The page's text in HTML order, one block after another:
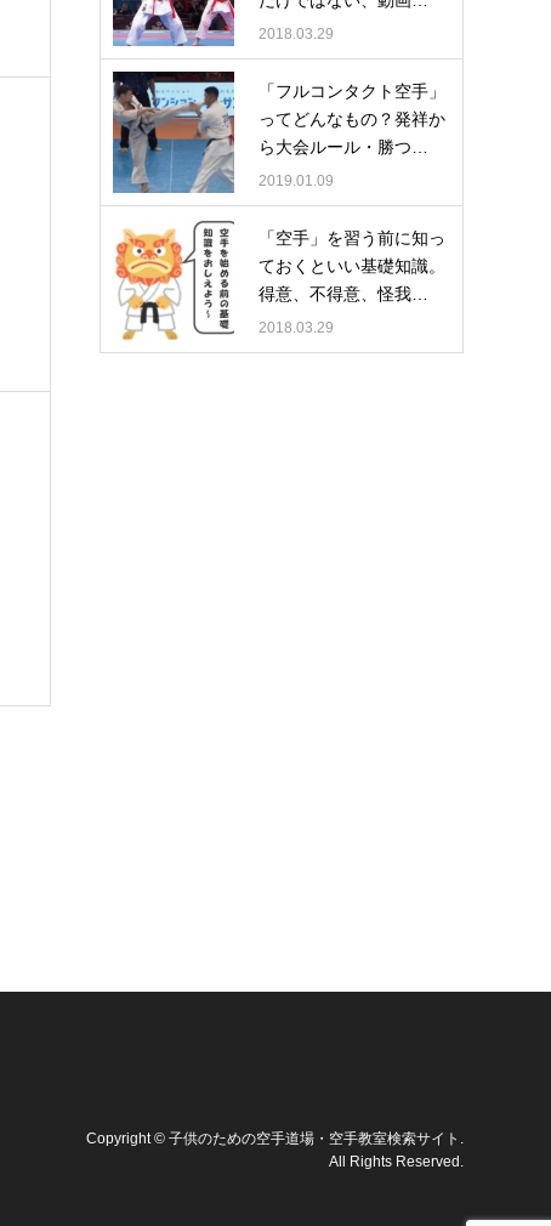
2018.03.29
「フルコンタクト空手」
ってどんなもの？発祥か
ら大会ルール・勝つ…
2019.01.09
「空手」を習う前に知っ
ておくといい基礎知識。
得意、不得意、怪我…
2018.03.29
Copyright© 子供のための空手道場・空手教室検索サイト .
All Rights Reserved.